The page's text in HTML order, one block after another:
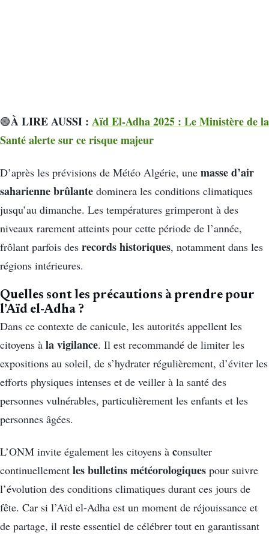
🟢À LIRE AUSSI : Aïd El-Adha 2025 : Le Ministère de la
Santé alerte sur ce risque majeur
D’après les prévisions de Météo Algérie, une masse d’air
saharienne brûlante dominera les conditions climatiques
jusqu’au dimanche. Les températures grimperont à des
niveaux rarement atteints pour cette période de l’année,
frôlant parfois des records historiques, notamment dans les
régions intérieures.
Quelles sont les précautions à prendre pour
l’Aïd el-Adha ?
Dans ce contexte de canicule, les autorités appellent les
citoyens à la vigilance. Il est recommandé de limiter les
expositions au soleil, de s’hydrater régulièrement, d’éviter les
efforts physiques intenses et de veiller à la santé des
personnes vulnérables, particulièrement les enfants et les
personnes âgées.
L’ONM invite également les citoyens à consulter
continuellement les bulletins météorologiques pour suivre
l’évolution des conditions climatiques durant ces jours de
fête. Car si l’Aïd el-Adha est un moment de réjouissance et
de partage, il reste essentiel de célébrer tout en garantissant